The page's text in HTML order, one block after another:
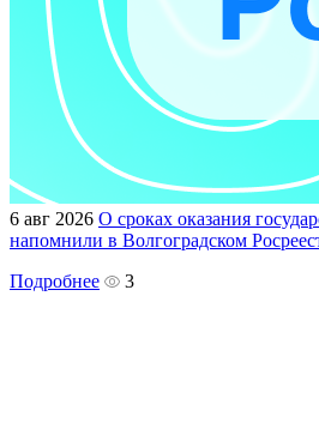
6 авг 2026 О сроках оказания
напомнили в Волгоградском
Подробнее
3